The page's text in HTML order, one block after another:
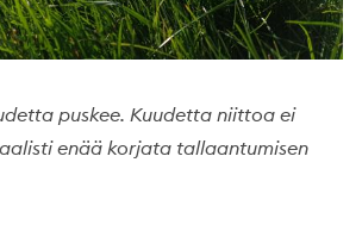
puskee. Kuudetta niittoa ei
enää korjata tallaantumisen